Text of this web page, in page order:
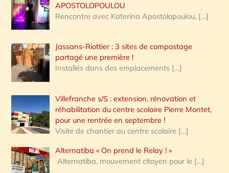
APOSTOLOPOULOU
Rencontre avec Katerina Apostolopoulou, […]
Jassans-Riottier : 3 sites de compostage
partagé une première !
Installés dans des emplacements […]
Villefranche s/S : extension, rénovation et
réhabilitation du centre scolaire Pierre Montet,
pour une rentrée en septembre !
Visite de chantier au centre scolaire […]
Alternatiba « On prend le Relay ! »
Alternatiba, mouvement citoyen pour le […]